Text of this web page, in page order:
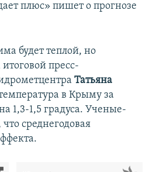
плюс» пишет о прогнозе
будет теплой, но
пресс-
Татьяна
в Крыму за
1,3-1,5 градуса. Ученые-
среднегодовая